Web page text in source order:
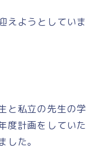
えようとしていま
と私立の先生の学
度計画をしていた
た。